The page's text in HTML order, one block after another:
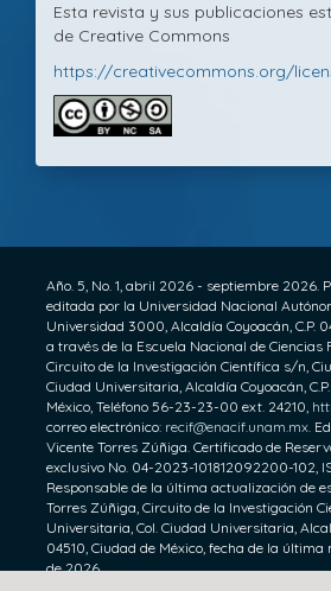
Esta revista y sus publicaciones
de Creative Commons
https://creativecommons.org/
Año. 5, No. 1, abril 2026 - septiembre 2026.
editada por la Universidad Nacional
Universidad 3000, Alcaldía Coyoacán, C.P.
a través de la Escuela Nacional de Ciencias
Circuito de la Investigación Científica s/n,
Ciudad Universitaria, Alcaldía Coyoacán,
México, Teléfono 56-23-23-00 ext. 24210,
correo electrónico: recif@enacif.unam.mx.
Vicente Torres Zúñiga. Certificado de
exclusivo No. 04-2023-101812092200-102,
Responsable de la última actualización de
Torres Zúñiga, Circuito de la Investigación
Universitaria, Col. Ciudad Universitaria,
04510, Ciudad de México, fecha de la
de 2026.